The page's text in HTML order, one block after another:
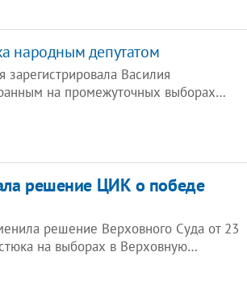
народным депутатом
зарегистрировала Василия
на промежуточных выборах…
решение ЦИК о победе
решение Верховного Суда от 23
на выборах в Верховную…